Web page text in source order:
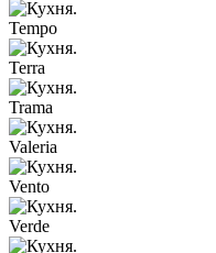
Tempo
Terra
Trama
Valeria
Vento
Verde